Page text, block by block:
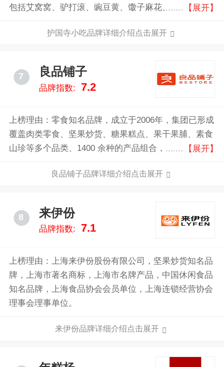
包括艾窝窝、驴打滚、豌豆黄、馓子麻花、焦圈、麻
以“护国寺小吃店”为龙头，由护国寺小吃店、地安门小
店、护国寺北来顺小吃店、护国寺曙光小吃店、护国寺
阜桥小吃店等企业组成。
【展开】
护国寺小吃品牌详细介绍点击展开
7 良品铺子
品牌指数: 7.2
上榜理由：零食知名品牌，成立于2006年，集团已形成
覆盖肉类零食、坚果炒货、糖果糕点、果干果脯、素食
山珍等多个品类、1400 余种的产品组合，有效满足不
【展开】
良品铺子品牌详细介绍点击展开
8 来伊份
品牌指数: 7.1
上榜理由：上海来伊份股份有限公司，坚果炒货知名品
牌，上海市著名商标，上海市名牌产品，中国休闲食品
知名品牌，上海食品协会会员单位，上海连锁经营协会
理事会理事单位。
来伊份品牌详细介绍点击展开